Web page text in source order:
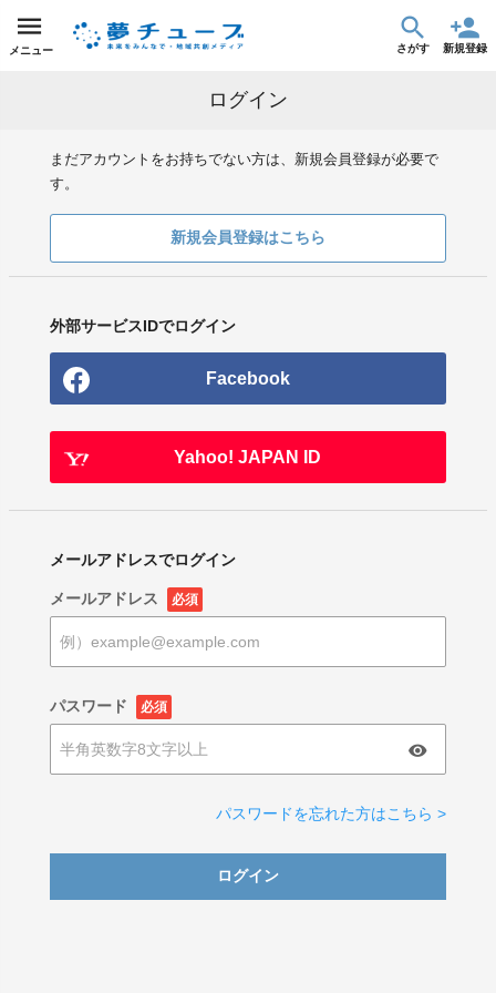
メニュー さがす 新規登録
ログイン
まだアカウントをお持ちでない方は、新規会員登録が必要で
す。
新規会員登録はこちら
外部サービスIDでログイン
Facebook
Yahoo! JAPAN ID
メールアドレスでログイン
メールアドレス 必須
パスワード 必須
パスワードを忘れた方はこちら >
ログイン